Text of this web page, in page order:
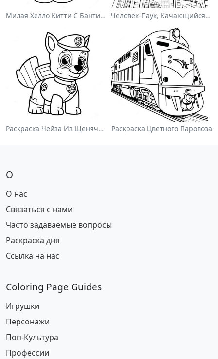
Милая Хелло Китти С Бантиком - Раскраска Человек-Паук, Качающийся По Городу - Раскраска
Раскраска Чейза Из Щенячьего Патруля Раскраска Цветного Паровоза
О
О нас
Связаться с нами
Часто задаваемые вопросы
Раскраска дня
Ссылка на нас
Coloring Page Guides
Игрушки
Персонажи
Поп-Культура
Профессии